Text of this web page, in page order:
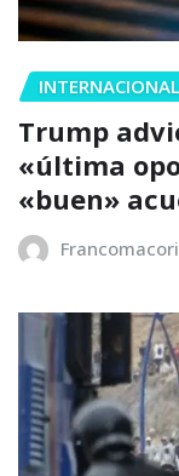
Trump
«última
«buen»